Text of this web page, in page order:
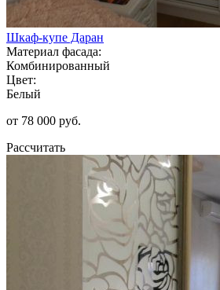
Шкаф-купе Даран
Материал фасада:
Комбинированный
Цвет:
Белый
от 78 000 руб.
Рассчитать